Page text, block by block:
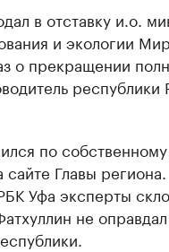
в отставку и.о.
и экологии
о прекращении
республики
по
Главы региона.
Уфа эксперты
не